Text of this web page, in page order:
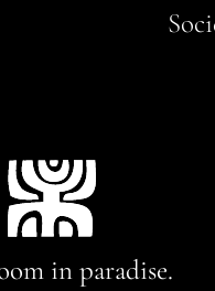
in paradise.